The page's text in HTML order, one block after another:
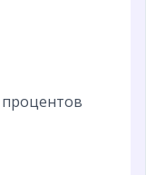
процентов